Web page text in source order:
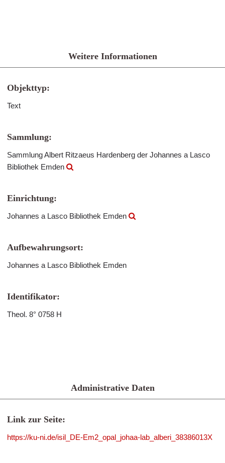
Weitere Informationen
Objekttyp:
Text
Sammlung:
Sammlung Albert Ritzaeus Hardenberg der Johannes a Lasco
Bibliothek Emden
Einrichtung:
Johannes a Lasco Bibliothek Emden
Aufbewahrungsort:
Johannes a Lasco Bibliothek Emden
Identifikator:
Theol. 8° 0758 H
Administrative Daten
Link zur Seite:
https://ku-ni.de/isil_DE-Em2_opal_johaa-lab_alberi_38386013X